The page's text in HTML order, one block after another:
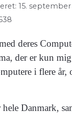
15. september
deres
der er kun mig
i flere
Danmark,